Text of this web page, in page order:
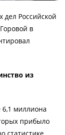
дел Российской
в
из
миллиона
прибыло